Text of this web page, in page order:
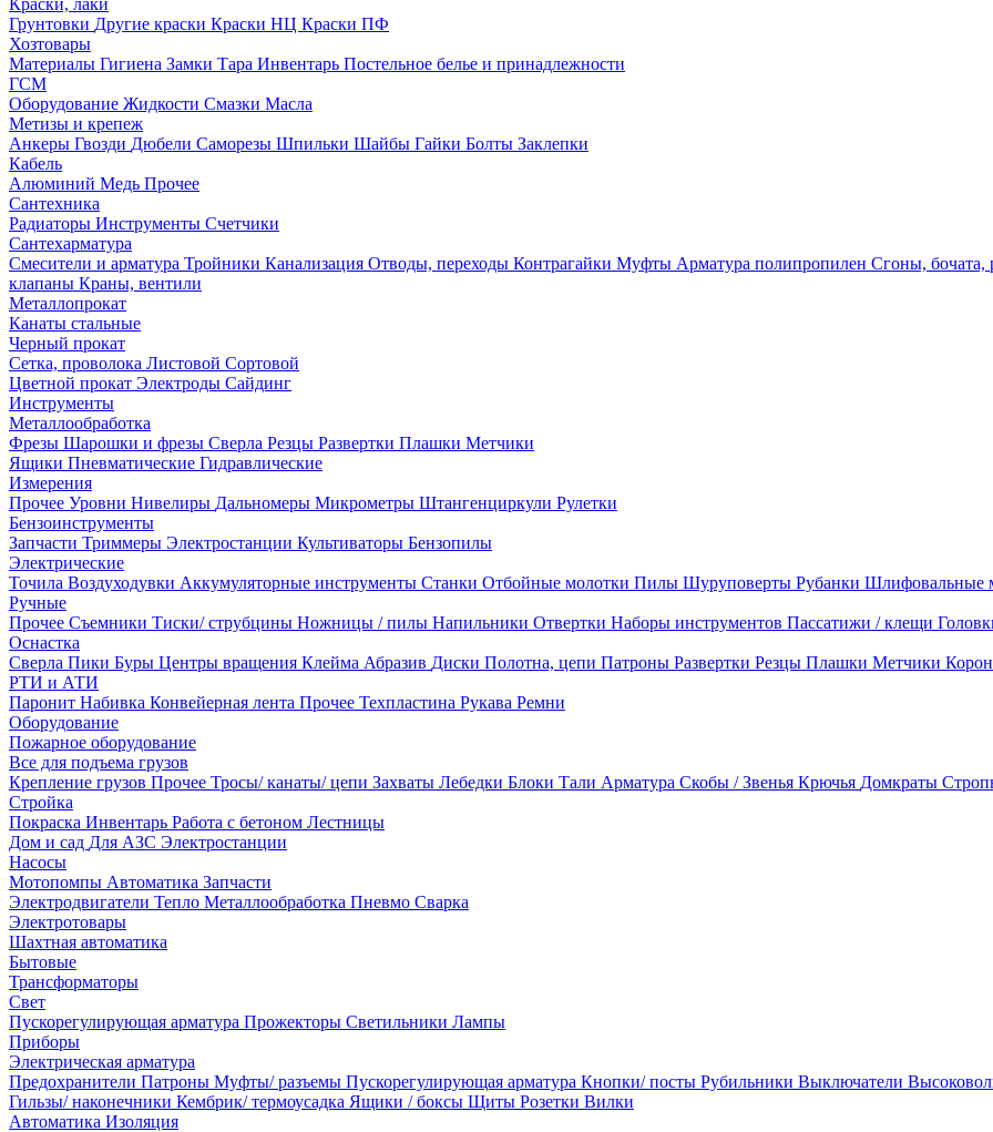
Краски, лаки
Грунтовки Другие краски Краски НЦ Краски ПФ
Хозтовары
Материалы Гигиена Замки Тара Инвентарь Постельное белье и принадлежности
ГСМ
Оборудование Жидкости Смазки Масла
Метизы и крепеж
Анкеры Гвозди Дюбели Саморезы Шпильки Шайбы Гайки Болты Заклепки
Кабель
Алюминий Медь Прочее
Сантехника
Радиаторы Инструменты Счетчики
Сантехарматура
Смесители и арматура Тройники Канализация Отводы, переходы Контрагайки Муфты Арматура полипропилен Сгоны, бочата,
клапаны Краны, вентили
Металлопрокат
Канаты стальные
Черный прокат
Сетка, проволока Листовой Сортовой
Цветной прокат Электроды Сайдинг
Инструменты
Металлообработка
Фрезы Шарошки и фрезы Сверла Резцы Развертки Плашки Метчики
Ящики Пневматические Гидравлические
Измерения
Прочее Уровни Нивелиры Дальномеры Микрометры Штангенциркули Рулетки
Бензоинструменты
Запчасти Триммеры Электростанции Культиваторы Бензопилы
Электрические
Точила Воздуходувки Аккумуляторные инструменты Станки Отбойные молотки Пилы Шуруповерты Рубанки Шлифовальные
Ручные
Прочее Съемники Тиски/ струбцины Ножницы / пилы Напильники Отвертки Наборы инструментов Пассатижи / клещи
Оснастка
Сверла Пики Буры Центры вращения Клейма Абразив Диски Полотна, цепи Патроны Развертки Резцы Плашки Метчики
РТИ и АТИ
Паронит Набивка Конвейерная лента Прочее Техпластина Рукава Ремни
Оборудование
Пожарное оборудование
Все для подъема грузов
Крепление грузов Прочее Тросы/ канаты/ цепи Захваты Лебедки Блоки Тали Арматура Скобы / Звенья Крючья Домкраты
Стройка
Покраска Инвентарь Работа с бетоном Лестницы
Дом и сад Для АЗС Электростанции
Насосы
Мотопомпы Автоматика Запчасти
Электродвигатели Тепло Металлообработка Пневмо Сварка
Электротовары
Шахтная автоматика
Бытовые
Трансформаторы
Свет
Пускорегулирующая арматура Прожекторы Светильники Лампы
Приборы
Электрическая арматура
Предохранители Патроны Муфты/ разъемы Пускорегулирующая арматура Кнопки/ посты Рубильники Выключатели
Гильзы/ наконечники Кембрик/ термоусадка Ящики / боксы Щиты Розетки Вилки
Автоматика Изоляция